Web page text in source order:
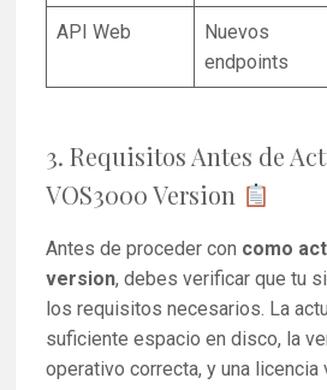
API Web
Nuevos
endpoints
3. Requisitos Antes de
VOS3000 Version
Antes de proceder con como
version, debes verificar que tu
los requisitos necesarios. La
suficiente espacio en disco, la
operativo correcta, y una licencia